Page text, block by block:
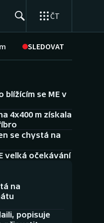
ČT
SLEDOVAT
blížícím se ME v
4x400 m získala
se chystá na
velká očekávání
na
popisuje